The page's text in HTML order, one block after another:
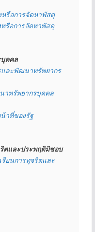
รือการจัดหาพัสดุ
รือการจัดหาพัสดุ
คคล
ละพัฒนาทรัพยากร
าทรัพยากรบุคคล
าที่ของรัฐ
ริตและประพฤติมิชอบ
รียนการทุจริตและ